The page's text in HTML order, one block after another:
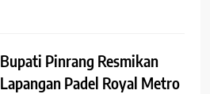
Bupati Pinrang Resmikan
Lapangan Padel Royal Metro